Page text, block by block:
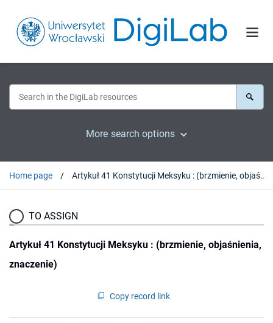
More search options
Home page Artykuł 41 Konstytucji Meksyku : (brzmienie, objaśnienia, znaczenie)
TO ASSIGN
Artykuł 41 Konstytucji Meksyku : (brzmienie, objaśnienia,
znaczenie)
Copy record link